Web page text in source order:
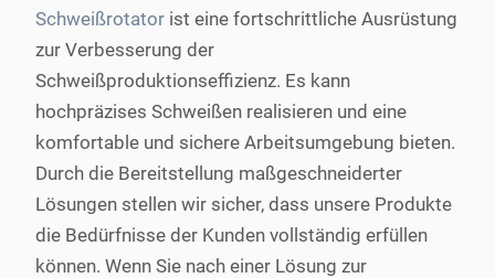
Schweißrotator ist eine fortschrittliche Ausrüstung
zur Verbesserung der
Schweißproduktionseffizienz. Es kann
hochpräzises Schweißen realisieren und eine
komfortable und sichere Arbeitsumgebung bieten.
Durch die Bereitstellung maßgeschneiderter
Lösungen stellen wir sicher, dass unsere Produkte
die Bedürfnisse der Kunden vollständig erfüllen
können. Wenn Sie nach einer Lösung zur